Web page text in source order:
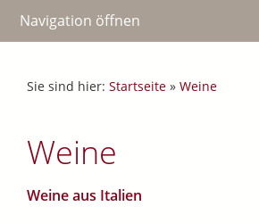
Navigation öffnen
Sie sind hier: Startseite » Weine
Weine
Weine aus Italien